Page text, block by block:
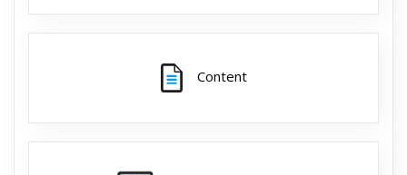
Content